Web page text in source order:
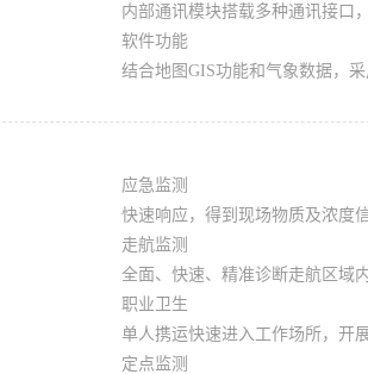
内部通讯模块搭载多种通讯接口
软件功能
结合地图GIS功能和气象数据，
应急监测
快速响应，得到现场物质及浓度
走航监测
全面、快速、精准诊断走航区域
职业卫生
单人携运快速进入工作场所，开
定点监测